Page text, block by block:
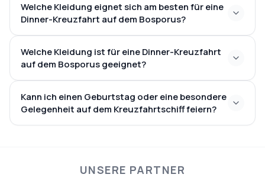
Paaren
Welche Kleidung eignet sich am besten für eine
Dinner-Kreuzfahrt auf dem Bosporus?
Welche Kleidung ist für eine Dinner-Kreuzfahrt
auf dem Bosporus geeignet?
Kann ich einen Geburtstag oder eine besondere
Gelegenheit auf dem Kreuzfahrtschiff feiern?
thematische Kuchen, festliche Dekorationen oder
UNSERE PARTNER